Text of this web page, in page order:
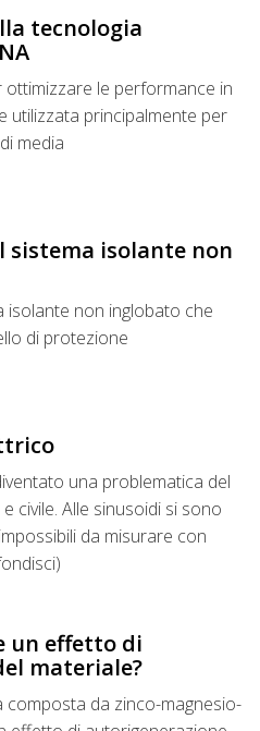
tecnologia
le performance in
utilizzata principalmente per
media
sistema isolante non
isolante non inglobato che
di protezione
una problematica del
civile. Alle sinusoidi si sono
da misurare con
un effetto di
materiale?
composta da zinco-magnesio-